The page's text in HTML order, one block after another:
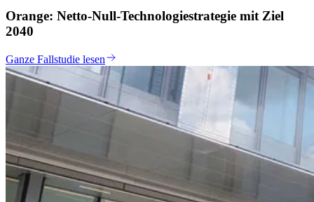
Orange: Netto-Null-Technologiestrategie mit Ziel
2040
Ganze Fallstudie lesen